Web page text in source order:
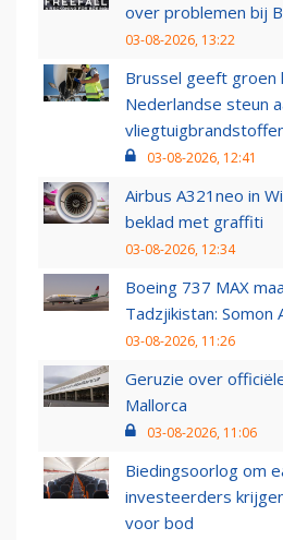
over problemen bij
03-08-2026, 13:22
Brussel geeft groen
Nederlandse steun
03-08-2026, 12:41
Airbus A321neo in
beklad met graffiti
03-08-2026, 12:34
Boeing 737 MAX
Tadzjikistan: Somon
03-08-2026, 11:26
Geruzie over
Mallorca
03-08-2026, 11:06
Biedingsoorlog om
investeerders
voor bod